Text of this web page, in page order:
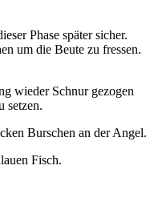
Phase später sicher.
um die Beute zu fressen.
wieder Schnur gezogen
setzen.
Burschen an der Angel.
Fisch.